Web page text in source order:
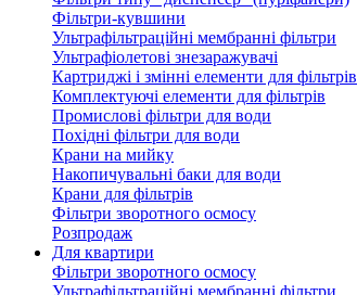
Фільтри-кувшини
Ультрафільтраційні мембранні фільтри
Ультрафіолетові знезаражувачі
Картриджі і змінні елементи для фільтрів
Комплектуючі елементи для фільтрів
Промислові фільтри для води
Похідні фільтри для води
Крани на мийку
Накопичувальні баки для води
Крани для фільтрів
Фільтри зворотного осмосу
Розпродаж
Для квартири
Фільтри зворотного осмосу
Ультрафільтраційні мембранні фільтри